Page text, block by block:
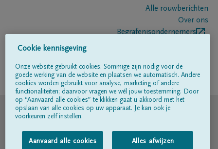
Alle rouwberichten
Over ons
Begrafenisondernemers
Volg ons op
© DELA
Gebruiksvoorwaarden
Cookie kennisgeving
Onze website gebruikt cookies. Sommige zijn nodig voor de
goede werking van de website en plaatsen we automatisch. Andere
cookies worden gebruikt voor analyse, marketing of andere
functionaliteiten; daarvoor vragen we wél jouw toestemming. Door
op “Aanvaard alle cookies” te klikken gaat u akkoord met het
opslaan van alle cookies op uw apparaat. Je kan ook je
voorkeuren zelf instellen.
Aanvaard alle cookies Alles afwijzen